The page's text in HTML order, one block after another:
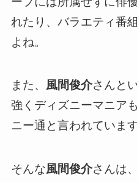
れたり、バラエティ番
よね。
また、 風間俊介さんと
強くディズニーマニア
ニー通と言われています
そんな風間俊介さんは